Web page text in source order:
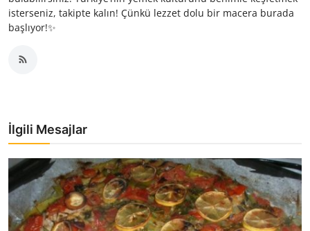
isterseniz, takipte kalın! Çünkü lezzet dolu bir macera burada
başlıyor!✨
İlgili Mesajlar